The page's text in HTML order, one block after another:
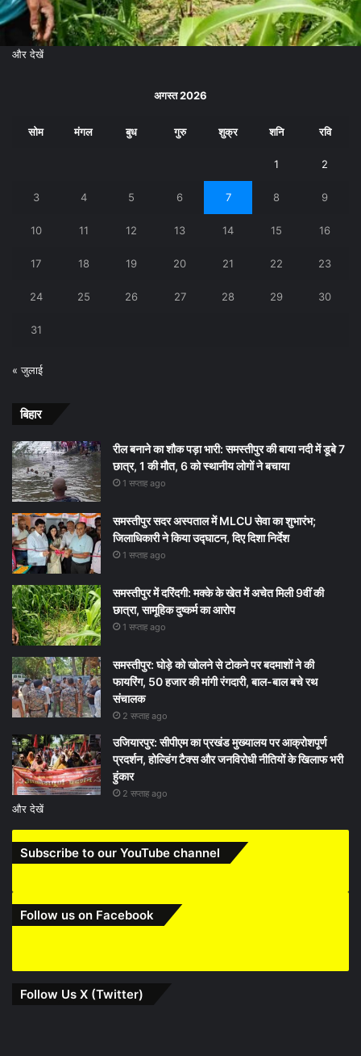
और देखें
अगस्त 2026
सोम मंगल बुध गुरु शुक्र शनि रवि
1 2
3 4 5 6 7 8 9
10 11 12 13 14 15 16
17 18 19 20 21 22 23
24 25 26 27 28 29 30
31
« जुलाई
बिहार
रील बनाने का शौक पड़ा भारी: समस्तीपुर की बाया नदी में डूबे 7
छात्र, 1 की मौत, 6 को स्थानीय लोगों ने बचाया
1 सप्ताह ago
समस्तीपुर सदर अस्पताल में MLCU सेवा का शुभारंभ;
जिलाधिकारी ने किया उद्घाटन, दिए दिशा निर्देश
1 सप्ताह ago
समस्तीपुर में दरिंदगी: मक्के के खेत में अचेत मिली 9वीं की
छात्रा, सामूहिक दुष्कर्म का आरोप
1 सप्ताह ago
समस्तीपुर: घोड़े को खोलने से टोकने पर बदमाशों ने की
फायरिंग, 50 हजार की मांगी रंगदारी, बाल-बाल बचे रथ
संचालक
2 सप्ताह ago
उजियारपुर: सीपीएम का प्रखंड मुख्यालय पर आक्रोशपूर्ण
प्रदर्शन, होल्डिंग टैक्स और जनविरोधी नीतियों के खिलाफ भरी
हुंकार
2 सप्ताह ago
और देखें
Subscribe to our YouTube channel
Follow us on Facebook
Follow Us X (Twitter)